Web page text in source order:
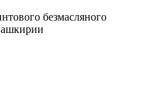
безмасляного